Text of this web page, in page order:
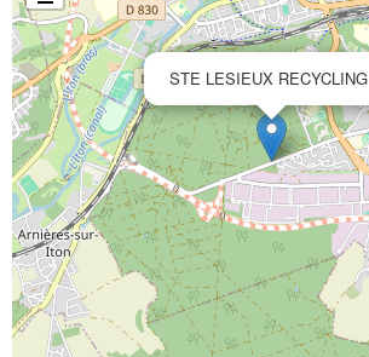
STE LESIEUX RECYCLING